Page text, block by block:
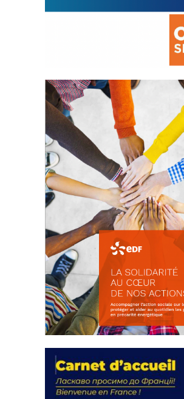
La prévention des conflits
d’intérêts
18 septembre 2023
FEUILLETER
actions
18 septembre 2023
FEUILLETER